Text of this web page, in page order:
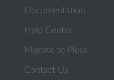
Documentation
Help Center
Migrate to Plesk
Contact Us